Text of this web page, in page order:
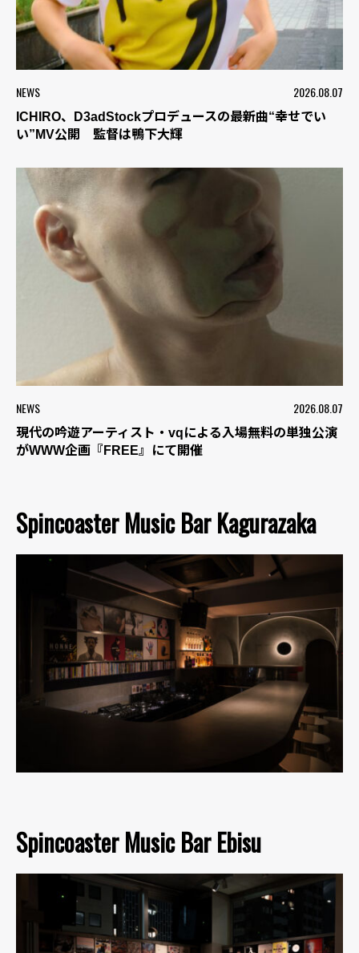
NEWS 2026.08.07
ICHIRO、D3adStockプロデュースの最新曲“幸せでい
い”MV公開 監督は鴨下大輝
NEWS 2026.08.07
現代の吟遊アーティスト・vqによる入場無料の単独公演
がWWW企画『FREE』にて開催
Spincoaster Music Bar Kagurazaka
Spincoaster Music Bar Ebisu